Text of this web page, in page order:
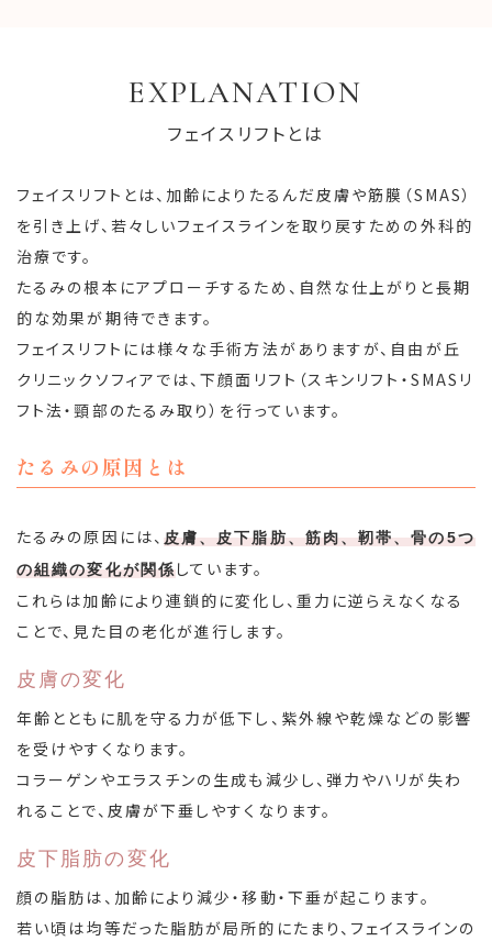
EXPLANATION
フェイスリフトとは
フェイスリフトとは、加齢によりたるんだ皮膚や筋膜（SMAS）
を引き上げ、若々しいフェイスラインを取り戻すための外科的
治療です。
たるみの根本にアプローチするため、自然な仕上がりと長期
的な効果が期待できます。
フェイスリフトには様々な手術方法がありますが、自由が丘
クリニックソフィアでは、下顔面リフト（スキンリフト・SMASリ
フト法・頸部のたるみ取り）を行っています。
たるみの原因とは
たるみの原因には、 皮膚、皮下脂肪、筋肉、靭帯、骨の5つ
の組織の変化が関係しています。
これらは加齢により連鎖的に変化し、重力に逆らえなくなる
ことで、見た目の老化が進行します。
皮膚の変化
年齢とともに肌を守る力が低下し、紫外線や乾燥などの影響
を受けやすくなります。
コラーゲンやエラスチンの生成も減少し、弾力やハリが失わ
れることで、皮膚が下垂しやすくなります。
皮下脂肪の変化
顔の脂肪は、加齢により減少・移動・下垂が起こります。
若い頃は均等だった脂肪が局所的にたまり、フェイスラインの